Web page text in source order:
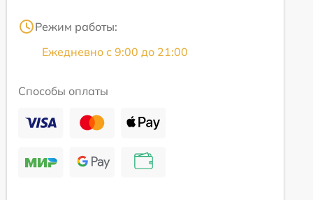
Режим работы:
Ежедневно с 9:00 до 21:00
Способы оплаты